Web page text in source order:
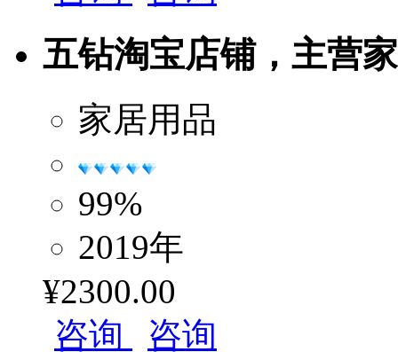
五钻淘宝店铺，主营
家居用品
99%
2019年
¥2300.00
咨询
咨询